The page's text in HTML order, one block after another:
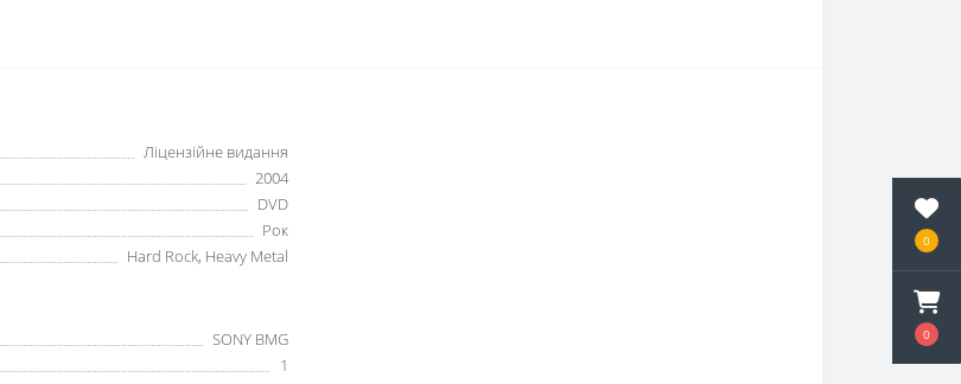
0
0
Ліцензійне видання
2004
DVD
Рок
Hard Rock, Heavy Metal
SONY BMG
1